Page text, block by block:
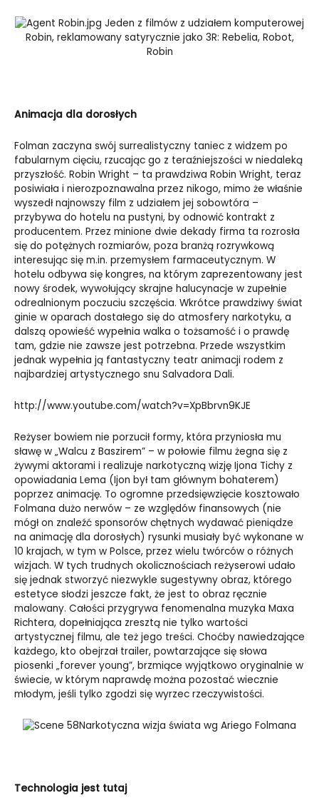
Jeden z filmów z udziałem komputerowej
Robin, reklamowany satyrycznie jako 3R: Rebelia, Robot,
Robin
Animacja dla dorosłych
Folman zaczyna swój surrealistyczny taniec z widzem po
fabularnym cięciu, rzucając go z teraźniejszości w niedaleką
przyszłość. Robin Wright – ta prawdziwa Robin Wright, teraz
posiwiała i nierozpoznawalna przez nikogo, mimo że właśnie
wyszedł najnowszy film z udziałem jej sobowtóra –
przybywa do hotelu na pustyni, by odnowić kontrakt z
producentem. Przez minione dwie dekady firma ta rozrosła
się do potężnych rozmiarów, poza branżą rozrywkową
interesując się m.in. przemysłem farmaceutycznym. W
hotelu odbywa się kongres, na którym zaprezentowany jest
nowy środek, wywołujący skrajne halucynacje w zupełnie
odrealnionym poczuciu szczęścia. Wkrótce prawdziwy świat
ginie w oparach dostałego się do atmosfery narkotyku, a
dalszą opowieść wypełnia walka o tożsamość i o prawdę
tam, gdzie nie zawsze jest potrzebna. Przede wszystkim
jednak wypełnia ją fantastyczny teatr animacji rodem z
najbardziej artystycznego snu Salvadora Dali.
http://www.youtube.com/watch?v=XpBbrvn9KJE
Reżyser bowiem nie porzucił formy, która przyniosła mu
sławę w „Walcu z Baszirem” – w połowie filmu żegna się z
żywymi aktorami i realizuje narkotyczną wizję Ijona Tichy z
opowiadania Lema (Ijon był tam głównym bohaterem)
poprzez animację. To ogromne przedsięwzięcie kosztowało
Folmana dużo nerwów – ze względów finansowych (nie
mógł on znaleźć sponsorów chętnych wydawać pieniądze
na animację dla dorosłych) rysunki musiały być wykonane w
10 krajach, w tym w Polsce, przez wielu twórców o różnych
wizjach. W tych trudnych okolicznościach reżyserowi udało
się jednak stworzyć niezwykle sugestywny obraz, którego
estetyce słodzi jeszcze fakt, że jest to obraz ręcznie
malowany. Całości przygrywa fenomenalna muzyka Maxa
Richtera, dopełniająca zresztą nie tylko wartości
artystycznej filmu, ale też jego treści. Choćby nawiedzające
każdego, kto obejrzał trailer, powtarzające się słowa
piosenki „forever young”, brzmiące wyjątkowo oryginalnie w
świecie, w którym naprawdę można pozostać wiecznie
młodym, jeśli tylko zgodzi się wyrzec rzeczywistości.
Narkotyczna wizja świata wg Ariego Folmana
Technologia jest tutaj